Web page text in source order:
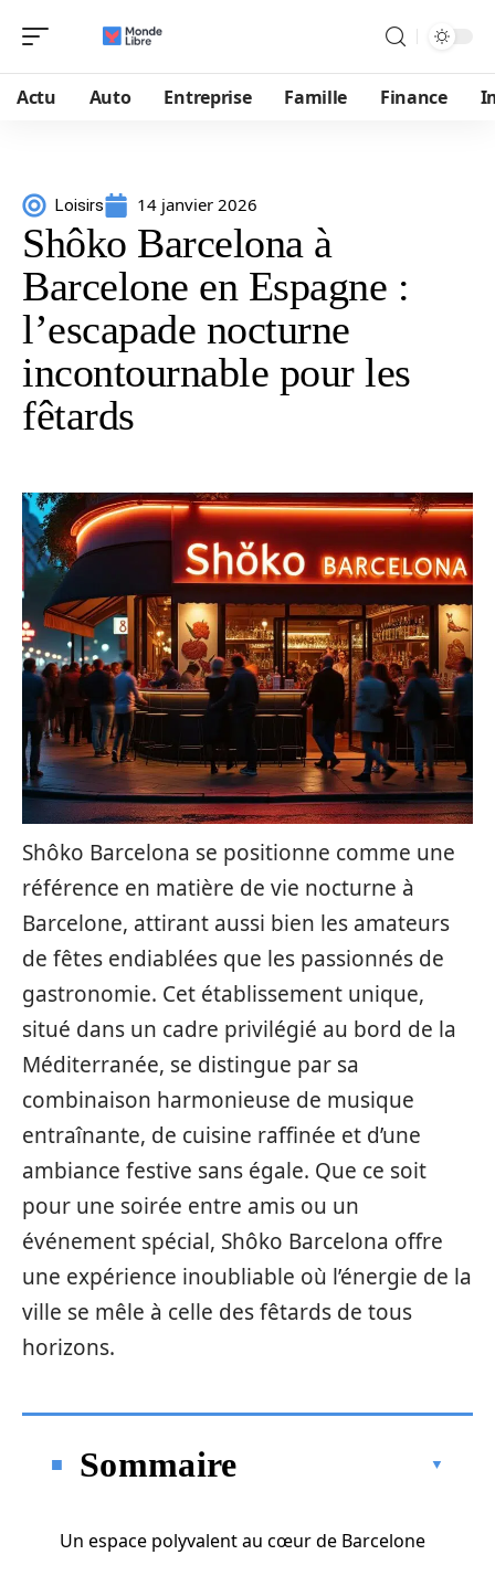
Actu Auto Entreprise Famille Finance
Loisirs 14 janvier 2026
Shôko Barcelona à
Barcelone en Espagne :
l’escapade nocturne
incontournable pour les
fêtards
Shôko Barcelona se positionne comme une
référence en matière de vie nocturne à
Barcelone, attirant aussi bien les amateurs
de fêtes endiablées que les passionnés de
gastronomie. Cet établissement unique,
situé dans un cadre privilégié au bord de la
Méditerranée, se distingue par sa
combinaison harmonieuse de musique
entraînante, de cuisine raffinée et d’une
ambiance festive sans égale. Que ce soit
pour une soirée entre amis ou un
événement spécial, Shôko Barcelona offre
une expérience inoubliable où l’énergie de la
ville se mêle à celle des fêtards de tous
horizons.
Sommaire
Un espace polyvalent au cœur de Barcelone